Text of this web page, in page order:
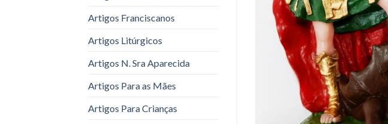
Artigos Franciscanos
Artigos Litúrgicos
Artigos N. Sra Aparecida
Artigos Para as Mães
Artigos Para Crianças